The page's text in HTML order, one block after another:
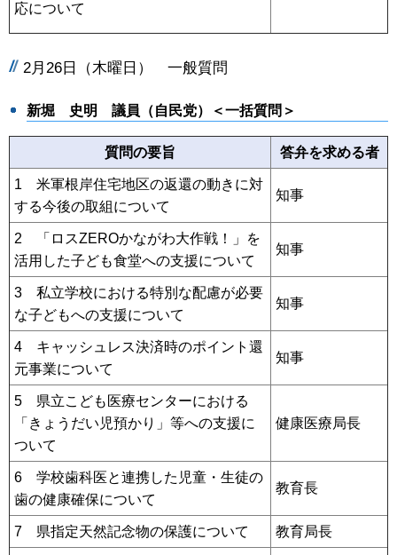
応について
2月26日（木曜日） 一般質問
新堀 史明 議員（自民党）＜一括質問＞
質問の要旨 答弁を求める者
1 米軍根岸住宅地区の返還の動きに対
する今後の取組について
知事
2 「ロスZEROかながわ大作戦！」を
活用した子ども食堂への支援について
知事
3 私立学校における特別な配慮が必要
な子どもへの支援について
知事
4 キャッシュレス決済時のポイント還
元事業について
知事
5 県立こども医療センターにおける
「きょうだい児預かり」等への支援に
ついて
健康医療局長
6 学校歯科医と連携した児童・生徒の
歯の健康確保について
教育長
7 県指定天然記念物の保護について 教育局長